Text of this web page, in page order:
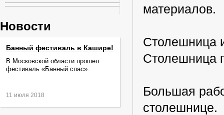
материалов.
Столешница
Столешница
Большая
столешнице.
Новости
Банный фестиваль в Кашире!
В Московской области прошел
фестиваль «Банный спас».
11 июля 2018